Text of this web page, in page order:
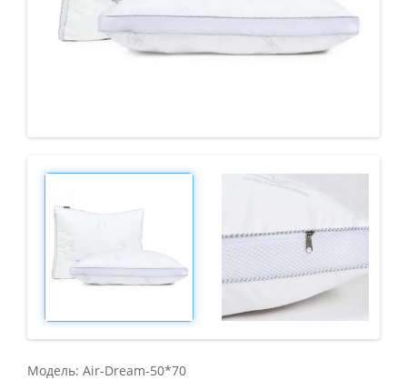
Модель: Air-Dream-50*70